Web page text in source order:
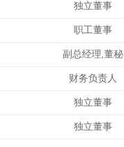
独立董事
职工董事
副总经理,董秘
财务负责人
独立董事
独立董事